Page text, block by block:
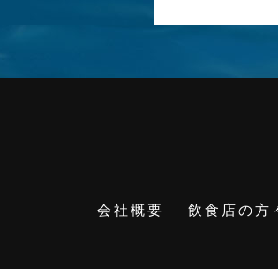
会社概要 飲食店の方